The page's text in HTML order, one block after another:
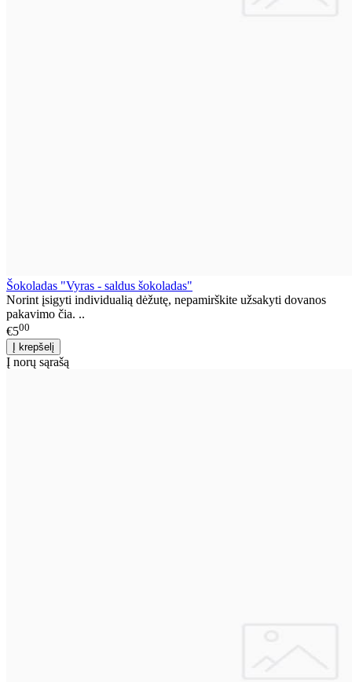
Šokoladas "Vyras - saldus šokoladas"
Norint įsigyti individualią dėžutę, nepamirškite užsakyti dovanos
pakavimo čia. ..
€500
Į norų sąrašą